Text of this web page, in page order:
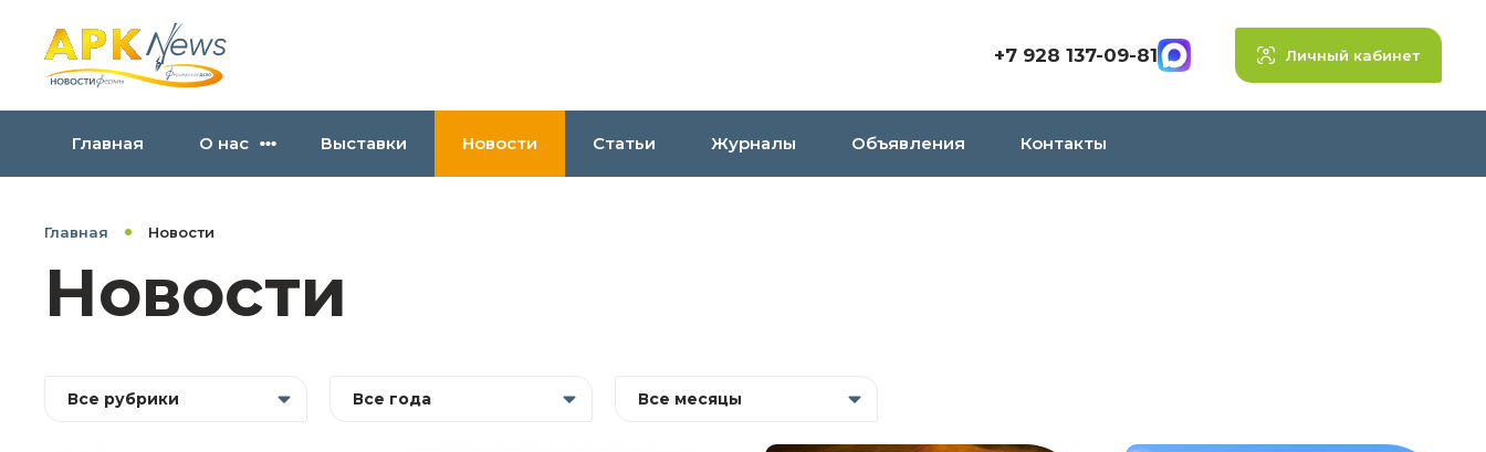
+7 928 137-09-81 Личный кабинет
Главная О нас Выставки Новости Статьи Журналы Объявления Контакты
Главная Новости
Новости
Все рубрики Все года Все месяцы